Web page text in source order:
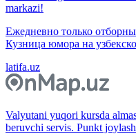
markazi!
Ежедневно только
Кузница юмора на
latifa.uz
Valyutani yuqori kursda
beruvchi servis. Punkt